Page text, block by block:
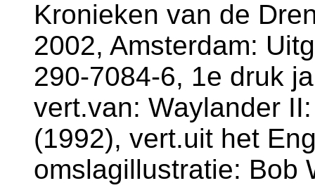
Kronieken van de
2002, Amsterdam:
290-7084-6, 1e druk
vert.van: Waylander
(1992), vert.uit het
omslagillustratie: Bob